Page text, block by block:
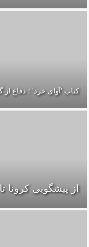
کتاب 'آوای خرد' ؛ دفاع
از پیشگویی